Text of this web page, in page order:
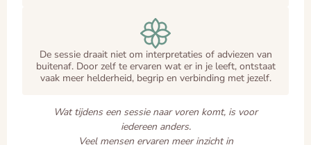
De sessie draait niet om interpretaties of adviezen van
buitenaf. Door zelf te ervaren wat er in je leeft, ontstaat
vaak meer helderheid, begrip en verbinding met jezelf.
Wat tijdens een sessie naar voren komt, is voor
iedereen anders.
Veel mensen ervaren meer inzicht in